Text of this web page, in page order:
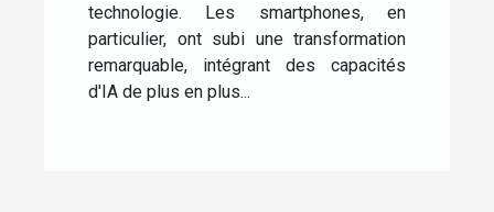
technologie. Les smartphones, en
particulier, ont subi une transformation
remarquable, intégrant des capacités
d'IA de plus en plus...